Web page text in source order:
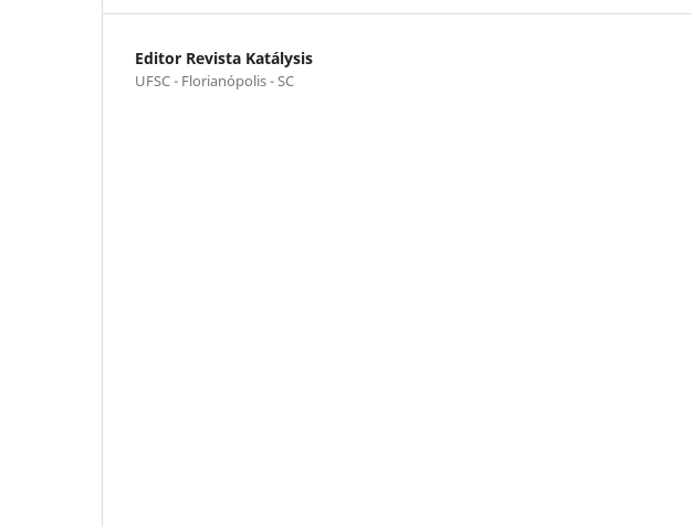
Editor Revista Katálysis
UFSC - Florianópolis - SC